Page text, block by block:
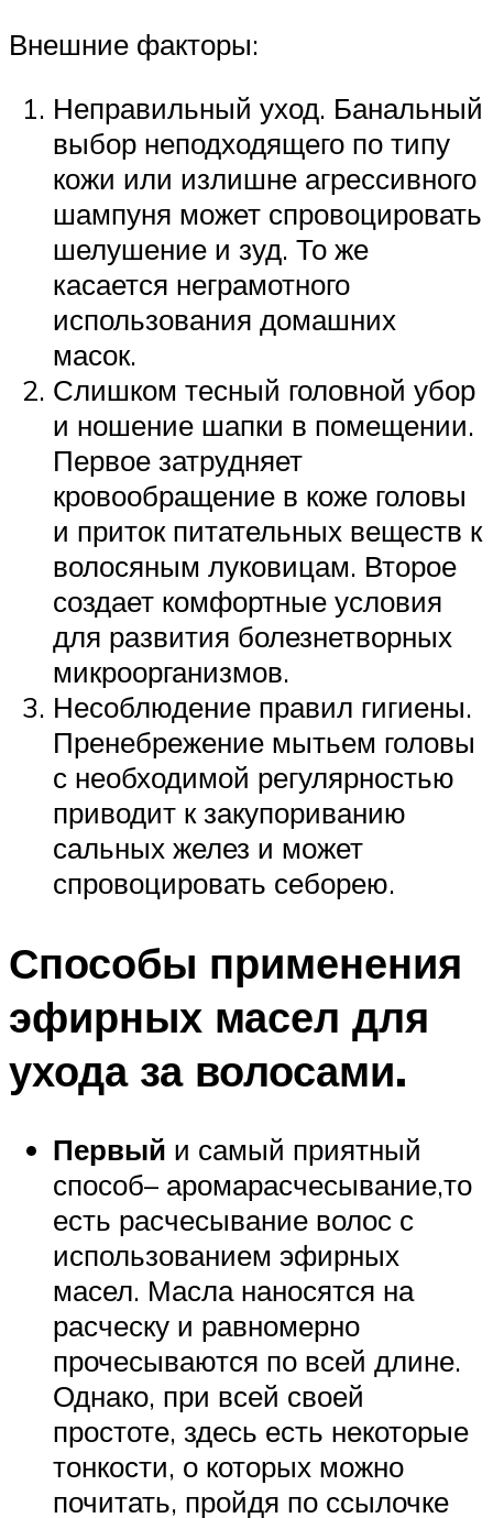
Внешние факторы:
Неправильный уход. Банальный
выбор неподходящего по типу
кожи или излишне агрессивного
шампуня может спровоцировать
шелушение и зуд. То же
касается неграмотного
использования домашних
масок.
Слишком тесный головной убор
и ношение шапки в помещении.
Первое затрудняет
кровообращение в коже головы
и приток питательных веществ к
волосяным луковицам. Второе
создает комфортные условия
для развития болезнетворных
микроорганизмов.
Несоблюдение правил гигиены.
Пренебрежение мытьем головы
с необходимой регулярностью
приводит к закупориванию
сальных желез и может
спровоцировать себорею.
Способы применения
эфирных масел для
ухода за волосами.
Первый и самый приятный
способ– аромарасчесывание,то
есть расчесывание волос с
использованием эфирных
масел. Масла наносятся на
расческу и равномерно
прочесываются по всей длине.
Однако, при всей своей
простоте, здесь есть некоторые
тонкости, о которых можно
почитать, пройдя по ссылочке